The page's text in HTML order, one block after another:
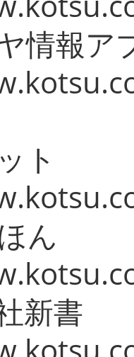
情報ア
ト
ん
新書